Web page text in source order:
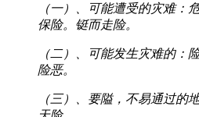
（一）、可能遭受的灾难：
保险。铤而走险。
（二）、可能发生灾难的：
险恶。
（三）、要隘，不易通过的